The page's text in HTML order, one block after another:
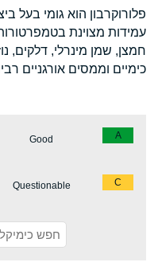
פלורוקרבון הוא גומי בעל
עמידות מצוינת בטמפרטורות
חמצן, שמן מינרלי, דלקים,
כימיים וממסים אורגניים
A
Good
C
Questionable